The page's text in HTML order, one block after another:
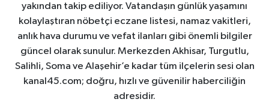
yakından takip ediliyor. Vatandaşın günlük yaşamını
kolaylaştıran nöbetçi eczane listesi, namaz vakitleri,
anlık hava durumu ve vefat ilanları gibi önemli bilgiler
güncel olarak sunulur. Merkezden Akhisar, Turgutlu,
Salihli, Soma ve Alaşehir’e kadar tüm ilçelerin sesi olan
kanal45.com; doğru, hızlı ve güvenilir haberciliğin
adresidir.